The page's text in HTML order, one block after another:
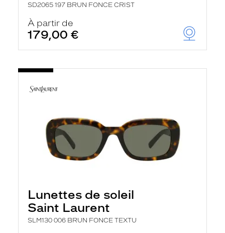
SD2065 197 BRUN FONCE CRIST
À partir de
179,00 €
Lunettes de soleil
Saint Laurent
SLM130 006 BRUN FONCE TEXTU